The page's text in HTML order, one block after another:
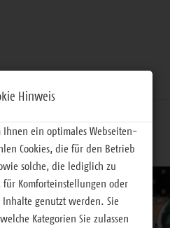
Materialien
Hinweis
ein optimales Webseiten-
Cookies, die für den Betrieb
solche, die lediglich zu
für Komforteinstellungen oder
genutzt werden. Sie
Kategorien Sie zulassen